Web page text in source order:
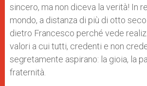
sincero, ma non diceva la verità! In
mondo, a distanza di più di otto
dietro Francesco perché vede
valori a cui tutti, credenti e non
segretamente aspirano: la gioia, la
fraternità.